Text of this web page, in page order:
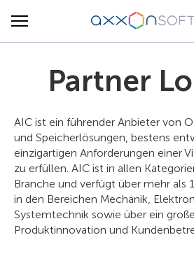
Partner
AIC ist ein führender Anbieter von
und Speicherlösungen, bestens
einzigartigen Anforderungen einer
zu erfüllen. AIC ist in allen
Branche und verfügt über mehr als
in den Bereichen Mechanik,
Systemtechnik sowie über ein
Produktinnovation und